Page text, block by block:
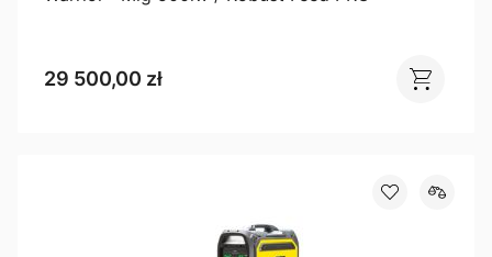
29 500,00 zł